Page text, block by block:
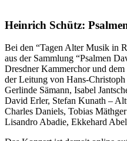
Heinrich Schütz:
Bei den “Tagen Alter Musik in
aus der Sammlung “Psalmen
Dresdner Kammerchor und
der Leitung von Hans-
Gerlinde Sämann, Isabel
David Erler, Stefan Kunath –
Charles Daniels, Tobias
Lisandro Abadie, Ekkehard